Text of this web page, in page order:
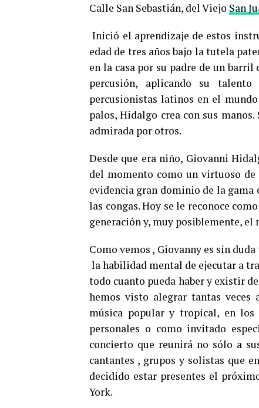
Calle San Sebastián, del Viejo San
Inició el aprendizaje de estos
edad de tres años bajo la tutela
en la casa por su padre de un
percusión, aplicando su
percusionistas latinos en el
palos, Hidalgo crea con sus
admirada por otros.
Desde que era niño, Giovanni
del momento como un virtuoso
evidencia gran dominio de la
las congas. Hoy se le reconoce
generación y, muy posiblemente, el
Como vemos , Giovanny es sin
la habilidad mental de ejecutar a
todo cuanto pueda haber y existir
hemos visto alegrar tantas
música popular y tropical, en los
personales o como invitado
concierto que reunirá no sólo a
cantantes , grupos y solistas que
decidido ​estar presentes el
York.